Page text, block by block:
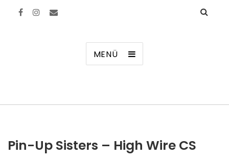
MENÜ
Pin-Up Sisters – High Wire CS